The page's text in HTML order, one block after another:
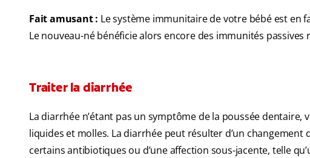
Fait amusant : Le système immunitaire de votre bébé est en
Le nouveau-né bénéficie alors encore des immunités passives
Traiter la diarrhée
La diarrhée n’étant pas un symptôme de la poussée
liquides et molles. La diarrhée peut résulter d’un
certains antibiotiques ou d’une affection sous-jacente, telle